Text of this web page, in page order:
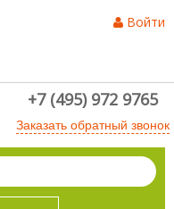
Войти
+7 (495) 972 9765
Заказать обратный звонок